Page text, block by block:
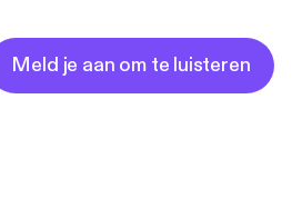
Meld je aan om te luisteren